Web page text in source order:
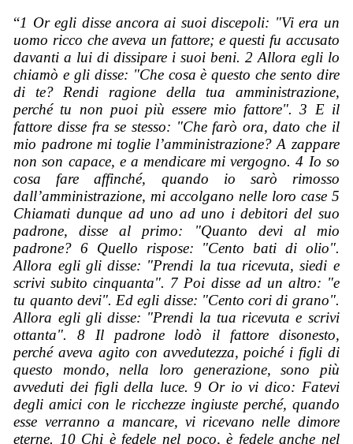
“1 Or egli disse ancora ai suoi discepoli: "Vi era un
uomo ricco che aveva un fattore; e questi fu accusato
davanti a lui di dissipare i suoi beni. 2 Allora egli lo
chiamò e gli disse: "Che cosa è questo che sento dire
di te? Rendi ragione della tua amministrazione,
perché tu non puoi più essere mio fattore". 3 E il
fattore disse fra se stesso: "Che farò ora, dato che il
mio padrone mi toglie l’amministrazione? A zappare
non son capace, e a mendicare mi vergogno. 4 Io so
cosa fare affinché, quando io sarò rimosso
dall’amministrazione, mi accolgano nelle loro case 5
Chiamati dunque ad uno ad uno i debitori del suo
padrone, disse al primo: "Quanto devi al mio
padrone? 6 Quello rispose: "Cento bati di olio".
Allora egli gli disse: "Prendi la tua ricevuta, siedi e
scrivi subito cinquanta". 7 Poi disse ad un altro: "e
tu quanto devi". Ed egli disse: "Cento cori di grano".
Allora egli gli disse: "Prendi la tua ricevuta e scrivi
ottanta". 8 Il padrone lodò il fattore disonesto,
perché aveva agito con avvedutezza, poiché i figli di
questo mondo, nella loro generazione, sono più
avveduti dei figli della luce. 9 Or io vi dico: Fatevi
degli amici con le ricchezze ingiuste perché, quando
esse verranno a mancare, vi ricevano nelle dimore
eterne. 10 Chi è fedele nel poco, è fedele anche nel